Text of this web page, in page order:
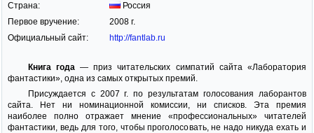
Страна:
Россия
Первое вручение:
2008 г.
Официальный сайт:
http://fantlab.ru
Книга года— приз читательских симпатий сайта «Лаборатория
фантастики», одна из самых открытых премий.
Присуждается с 2007 г. по результатам голосования лаборантов
сайта. Нет ни номинационной комиссии, ни списков. Эта премия
наиболее полно отражает мнение «профессиональных» читателей
фантастики, ведь для того, чтобы проголосовать, не надо никуда ехать и